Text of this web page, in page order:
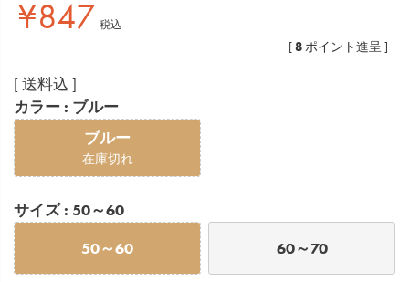
¥847 税込
[8ポイント進呈 ]
送料込
カラー
ブルー
ブルー
在庫切れ
サイズ 50～60
50～60 60～70